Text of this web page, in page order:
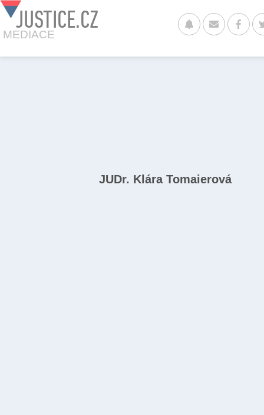
JUSTICE.CZ
MEDIACE
JUDr. Klára Tomaierová